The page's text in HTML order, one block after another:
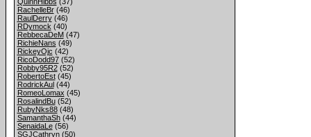
RachelleBr(46)
RaulDerry(46)
RDymock (40)
RebbecaDeM(47)
RichieNans (49)
RickeyOjc (42)
RicoDodd97(52)
Robby95R2(52)
RobertoEst(45)
RodrickAul(44)
RomeoLomax (45)
RosalindBu(52)
RubyNks88(48)
SamanthaSh(44)
SenaidaLe(56)
SGJCathryn(50)